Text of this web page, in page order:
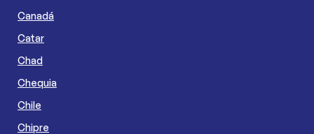
Canadá
Catar
Chad
Chequia
Chile
Chipre